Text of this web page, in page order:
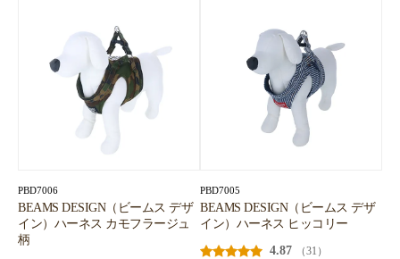
PBD7006
BEAMS DESIGN（ビームス デザ
イン）ハーネス カモフラージュ
柄
PBD7005
BEAMS DESIGN（ビームス デザ
イン）ハーネス ヒッコリー
4.87
（31）
お買い物を続ける カートへ進む